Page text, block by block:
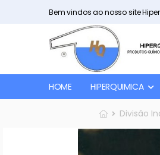
Bem vindos ao nosso site
HOME HIPERQUIMICA
Divisão